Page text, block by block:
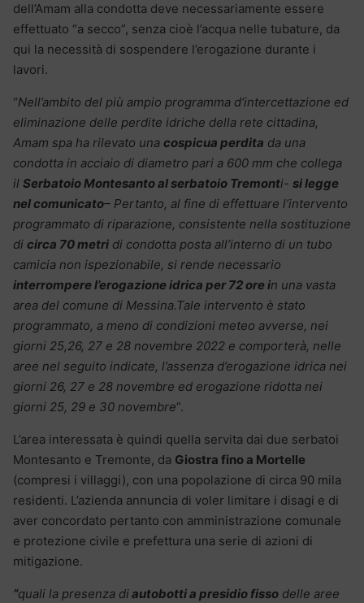
dell’Amam alla condotta deve necessariamente essere
effettuato “a secco”, senza cioè l’acqua nelle tubature, da
qui la necessità di sospendere l’erogazione durante i
lavori.
“Nell’ambito del più ampio programma d’intercettazione ed
eliminazione delle perdite idriche della rete cittadina,
Amam spa ha rilevato una cospicua perdita da una
condotta in acciaio di diametro pari a 600 mm che collega
il Serbatoio Montesanto al serbatoio Tremonti- si legge
nel comunicato– Pertanto, al fine di effettuare l’intervento
programmato di riparazione, consistente nella sostituzione
di circa 70 metri di condotta posta all’interno di un tubo
camicia non ispezionabile, si rende necessario
interrompere l’erogazione idrica per 72 ore in una vasta
area del comune di Messina.Tale intervento è stato
programmato, a meno di condizioni meteo avverse, nei
giorni 25,26, 27 e 28 novembre 2022 e comporterà, nelle
aree nel seguito indicate, l’assenza d’erogazione idrica nei
giorni 26, 27 e 28 novembre ed erogazione ridotta nei
giorni 25, 29 e 30 novembre”.
L’area interessata è quindi quella servita dai due serbatoi
Montesanto e Tremonte, da Giostra fino a Mortelle
(compresi i villaggi), con una popolazione di circa 90 mila
residenti. L’azienda annuncia di voler limitare i disagi e di
aver concordato pertanto con amministrazione comunale
e protezione civile e prefettura una serie di azioni di
mitigazione.
“quali la presenza diautobotti a presidio fisso delle aree